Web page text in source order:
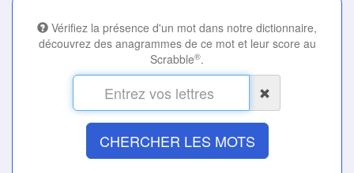
Vérifiez la présence d'un mot dans notre dictionnaire,
découvrez des anagrammes de ce mot et leur score au
Scrabble®.
CHERCHER LES MOTS